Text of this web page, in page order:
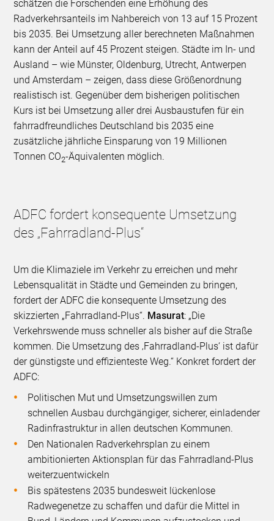
schätzen die Forschenden eine Erhöhung des
Radverkehrsanteils im Nahbereich von 13 auf 15 Prozent
bis 2035. Bei Umsetzung aller berechneten Maßnahmen
kann der Anteil auf 45 Prozent steigen. Städte im In- und
Ausland – wie Münster, Oldenburg, Utrecht, Antwerpen
und Amsterdam – zeigen, dass diese Größenordnung
realistisch ist. Gegenüber dem bisherigen politischen
Kurs ist bei Umsetzung aller drei Ausbaustufen für ein
fahrradfreundliches Deutschland bis 2035 eine
zusätzliche jährliche Einsparung von 19 Millionen
Tonnen CO2-Äquivalenten möglich.
ADFC fordert konsequente Umsetzung
des „Fahrradland-Plus“
Um die Klimaziele im Verkehr zu erreichen und mehr
Lebensqualität in Städte und Gemeinden zu bringen,
fordert der ADFC die konsequente Umsetzung des
skizzierten „Fahrradland-Plus“. Masurat: „Die
Verkehrswende muss schneller als bisher auf die Straße
kommen. Die Umsetzung des ‚Fahrradland-Plus‘ ist dafür
der günstigste und effizienteste Weg.“ Konkret fordert der
ADFC:
Politischen Mut und Umsetzungswillen zum
schnellen Ausbau durchgängiger, sicherer, einladender
Radinfrastruktur in allen deutschen Kommunen.
Den Nationalen Radverkehrsplan zu einem
ambitionierten Aktionsplan für das Fahrradland-Plus
weiterzuentwickeln
Bis spätestens 2035 bundesweit lückenlose
Radwegenetze zu schaffen und dafür die Mittel in